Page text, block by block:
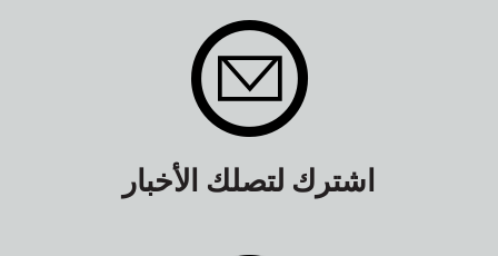
اشترك لتصلك الأخبار